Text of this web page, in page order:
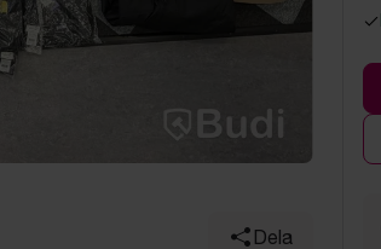
Dela